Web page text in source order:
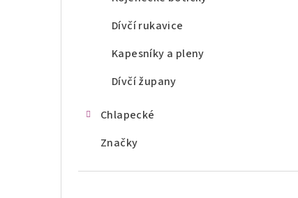
Dívčí rukavice
Kapesníky a pleny
Dívčí župany
Chlapecké
Značky